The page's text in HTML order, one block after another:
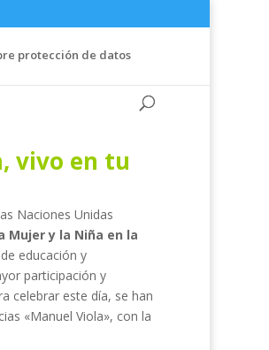
protección de datos
vivo en tu
Naciones Unidas
Mujer y la Niña en la
educación y
participación y
celebrar este día, se han
«Manuel Viola», con la